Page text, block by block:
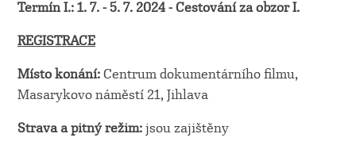
Termín I.: 1. 7. - 5. 7. 2024 - Cestování za obzor I.
REGISTRACE
Místo konání:Centrum dokumentárního filmu,
Masarykovo náměstí 21, Jihlava
Strava a pitný režim:jsou zajištěny